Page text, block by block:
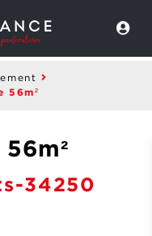
56m²
34250